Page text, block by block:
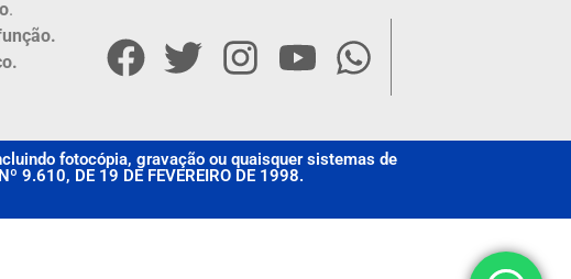
.
fotocópia, gravação ou quaisquer sistemas de
9.610, DE 19 DE FEVEREIRO DE 1998.